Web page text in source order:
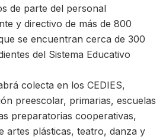
de parte del personal
y directivo de más de 800
se encuentran cerca de 300
del Sistema Educativo
colecta en los CEDIES,
preescolar, primarias, escuelas
preparatorias cooperativas,
artes plásticas, teatro, danza y